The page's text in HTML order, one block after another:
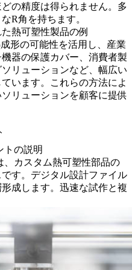
の精度は得られません。多
R角を持ちます。
熱可塑性製品の例
形の可能性を活用し、産業
器の保護カバー、消費者製
リューションなど、幅広い
います。これらの方法によ
リューションを顧客に提供
トの説明
、カスタム熱可塑性部品の
す。デジタル設計ファイル
成します。迅速な試作と複